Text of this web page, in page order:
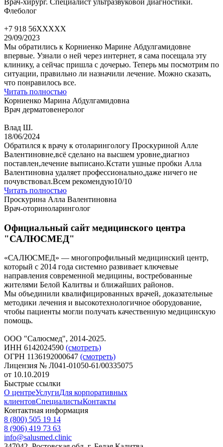
Врач-хирург. Специалист ультразвуковой диагностики.
Флеболог
+7 918 56XXXXX
29/09/2023
Мы обратились к Корниенко Марине Абдулгамидовне
впервые. Узнали о ней через интернет, я сама посещала эту
клинику, а сейчас пришла с дочерью. Теперь мы посмотрим по
ситуации, правильно ли назначили лечение. Можно сказать,
что понравилось все.
Читать полностью
Корниенко Марина Абдулгамидовна
Врач дерматовенеролог
Влад Ш.
18/06/2024
Обратился к врачу к отоларингологу Проскуриной Алле
Валентиновне,всё сделано на высшем уровне,диагноз
поставлен,лечение выписано.Кстати ушные пробки Алла
Валентиновна удаляет профессионально,даже ничего не
почувствовал.Всем рекомендую10/10
Читать полностью
Проскурина Алла Валентиновна
Врач-оториноларинголог
Официальный сайт медицинского центра
"САЛЮСМЕД"
«САЛЮСМЕД» — многопрофильный медицинский центр,
который с 2014 года системно развивает ключевые
направления современной медицины, востребованные
жителями Белой Калитвы и ближайших районов.
Мы объединили квалифицированных врачей, доказательные
методики лечения и высокотехнологичное оборудование,
чтобы пациенты могли получать качественную медицинскую
помощь.
ООО "Салюсмед", 2014-2025.
ИНН 6142024590 (смотреть)
ОГРН 1136192000647 (смотреть)
Лицензия № Л041-01050-61/00335075
от 10.10.2019
Быстрые ссылки
О центреУслугиДля корпоративных
клиентовСпециалистыКонтакты
Контактная информация
8 (800) 505 19 14
8 (906) 419 73 63
info@salusmed.clinic